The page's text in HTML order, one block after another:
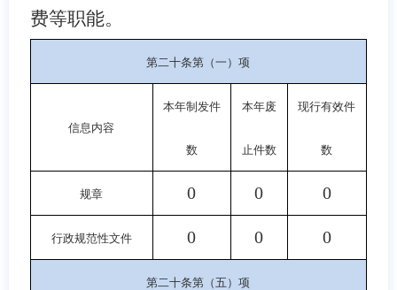
费等职能。
第二十条第（一）项
信息内容
本年制发件
数
本年废
止件数
现行有效件
数
规章 0 0 0
行政规范性文件 0 0 0
第二十条第（五）项